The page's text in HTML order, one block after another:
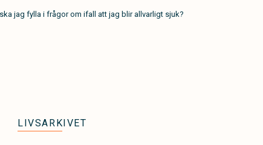
jag fylla i frågor om ifall att jag blir allvarligt sjuk?
LIVSARKIVET